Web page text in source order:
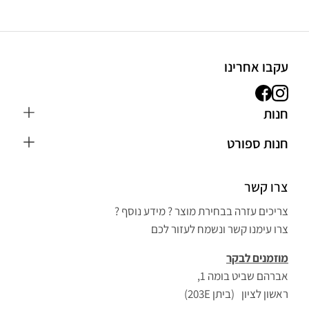
עקבו אחרינו
חנות
חליפת קראטה
ציוד אירובי וכושר
שק איגרוף מקצועי
ציוד איגרוף
חנות ספורט
חנות ספורט בראשון לציון
אפשרויות משלוח ותשלום
הצהרת נגישות
מאמנים – שיתוף פעולה
צור קשר
שליחת ביקורת
צרו קשר
צריכים עזרה בבחירת מוצר ? מידע נוסף ?
צרו עימנו קשר ונשמח לעזור לכם
מוזמנים לבקר
אברהם שביט בומה 1,
ראשון לציון (ביתן 203E)